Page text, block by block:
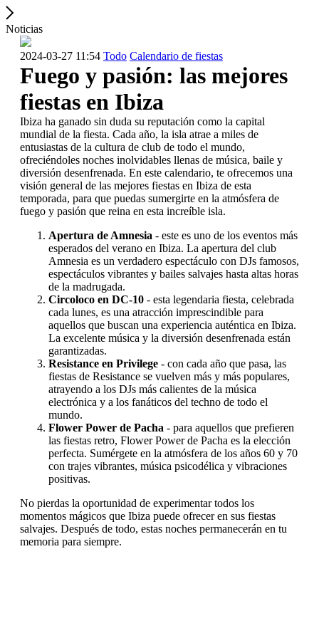
Noticias
2024-03-27 11:54 Todo Calendario de fiestas
Fuego y pasión: las mejores
fiestas en Ibiza
Ibiza ha ganado sin duda su reputación como la capital
mundial de la fiesta. Cada año, la isla atrae a miles de
entusiastas de la cultura de club de todo el mundo,
ofreciéndoles noches inolvidables llenas de música, baile y
diversión desenfrenada. En este calendario, te ofrecemos una
visión general de las mejores fiestas en Ibiza de esta
temporada, para que puedas sumergirte en la atmósfera de
fuego y pasión que reina en esta increíble isla.
Apertura de Amnesia - este es uno de los eventos más
esperados del verano en Ibiza. La apertura del club
Amnesia es un verdadero espectáculo con DJs famosos,
espectáculos vibrantes y bailes salvajes hasta altas horas
de la madrugada.
Circoloco en DC-10 - esta legendaria fiesta, celebrada
cada lunes, es una atracción imprescindible para
aquellos que buscan una experiencia auténtica en Ibiza.
La excelente música y la diversión desenfrenada están
garantizadas.
Resistance en Privilege - con cada año que pasa, las
fiestas de Resistance se vuelven más y más populares,
atrayendo a los DJs más calientes de la música
electrónica y a los fanáticos del techno de todo el
mundo.
Flower Power de Pacha - para aquellos que prefieren
las fiestas retro, Flower Power de Pacha es la elección
perfecta. Sumérgete en la atmósfera de los años 60 y 70
con trajes vibrantes, música psicodélica y vibraciones
positivas.
No pierdas la oportunidad de experimentar todos los
momentos mágicos que Ibiza puede ofrecer en sus fiestas
salvajes. Después de todo, estas noches permanecerán en tu
memoria para siempre.